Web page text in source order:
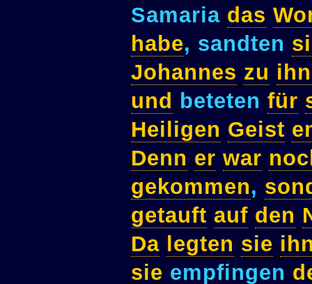
Samaria das
habe, sandten
Johannes zu
und beteten für
Heiligen Geist
Denn er war
gekommen,
getauft auf den
Da legten sie
sie empfingen